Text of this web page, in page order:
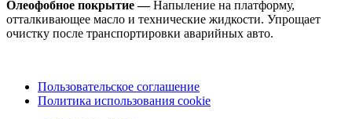
Олеофобное покрытие —Напыление на платформу,
отталкивающее масло и технические жидкости. Упрощает
очистку после транспортировки аварийных авто.
Пользовательское соглашение
Политика использования cookie